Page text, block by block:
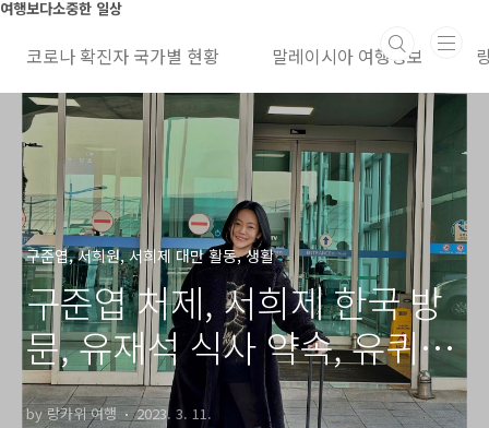
본문 바로가기
여행보다소중한 일상
코로나 확진자 국가별 현황 말레이시아 여행정보
구준엽, 서희원, 서희제 대만 활동, 생활
구준엽 처제, 서희제 한국 방
문, 유재석 식사 약속, 유퀴즈
실현 기대
by 랑카위 여행 2023. 3. 11.